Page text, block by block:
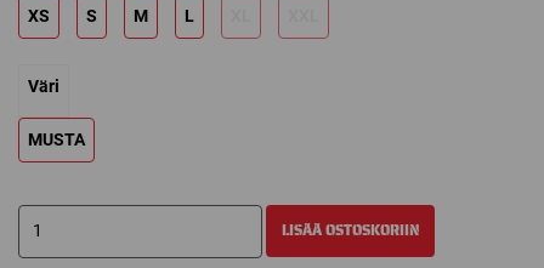
XS S M L
Väri
MUSTA
CCM
TOPPATAKKI
LISÄÄ OSTOSKORIIN